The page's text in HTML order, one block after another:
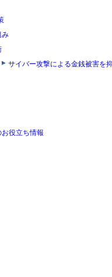
み
サイバー攻撃による金銭被害を
役立ち情報